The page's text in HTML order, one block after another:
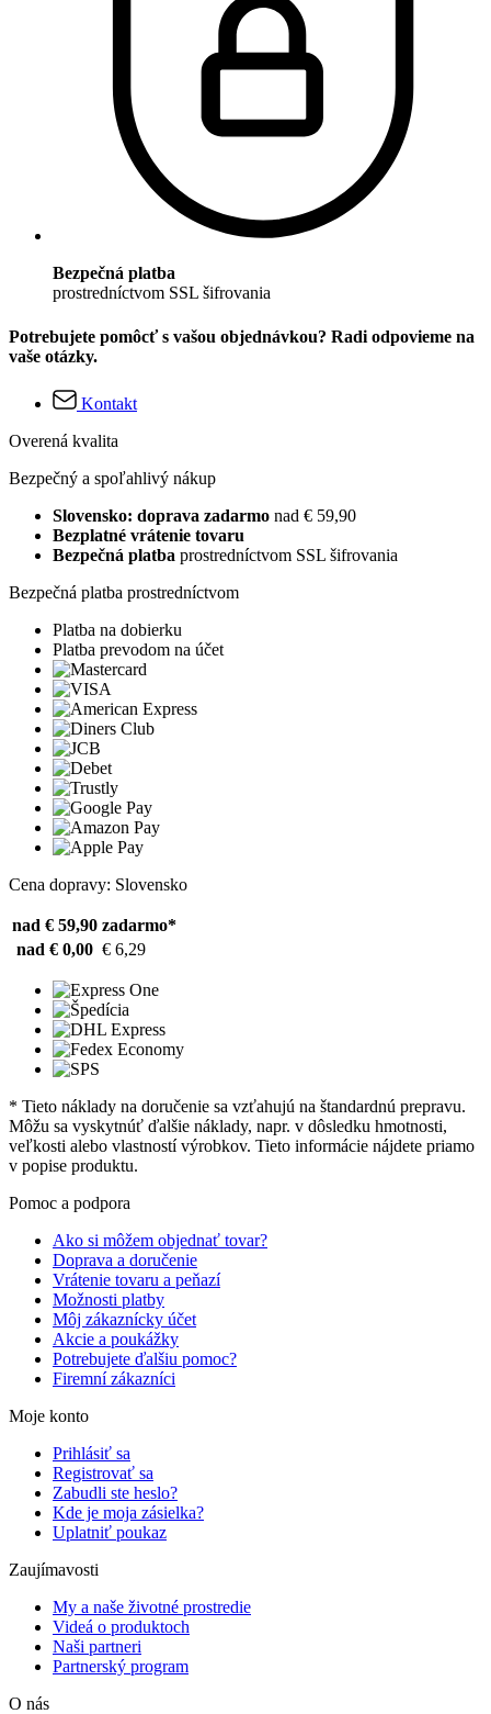
Bezpečná platba
prostredníctvom SSL šifrovania
Potrebujete pomôcť s vašou objednávkou? Radi odpovieme na
vaše otázky.
Kontakt
Overená kvalita
Bezpečný a spoľahlivý nákup
Slovensko: doprava zadarmo nad € 59,90
Bezplatné vrátenie tovaru
Bezpečná platba prostredníctvom SSL šifrovania
Bezpečná platba prostredníctvom
Platba na dobierku
Platba prevodom na účet
Cena dopravy: Slovensko
nad € 59,90 zadarmo*
nad € 0,00 € 6,29
* Tieto náklady na doručenie sa vzťahujú na štandardnú prepravu.
Môžu sa vyskytnúť ďalšie náklady, napr. v dôsledku hmotnosti,
veľkosti alebo vlastností výrobkov. Tieto informácie nájdete priamo
v popise produktu.
Pomoc a podpora
Ako si môžem objednať tovar?
Doprava a doručenie
Vrátenie tovaru a peňazí
Možnosti platby
Môj zákaznícky účet
Akcie a poukážky
Potrebujete ďalšiu pomoc?
Firemní zákazníci
Moje konto
Prihlásiť sa
Registrovať sa
Zabudli ste heslo?
Kde je moja zásielka?
Uplatniť poukaz
Zaujímavosti
My a naše životné prostredie
Videá o produktoch
Naši partneri
Partnerský program
O nás